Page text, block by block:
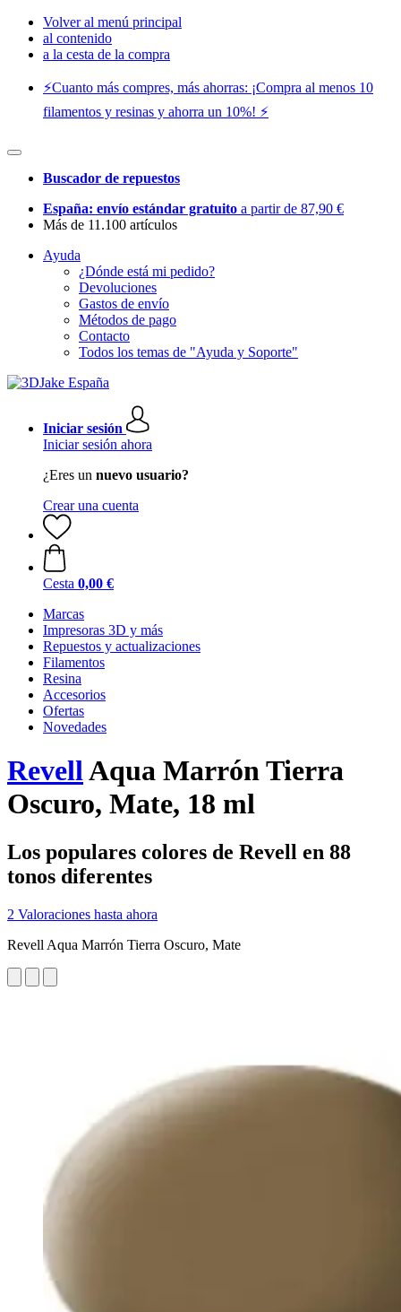
Volver al menú principal
al contenido
a la cesta de la compra
⚡️Cuanto más compres, más ahorras: ¡Compra al menos 10
filamentos y resinas y ahorra un 10%! ⚡️
Buscador de repuestos
España: envío estándar gratuito a partir de 87,90 €
Más de 11.100 artículos
Ayuda
¿Dónde está mi pedido?
Devoluciones
Gastos de envío
Métodos de pago
Contacto
Todos los temas de "Ayuda y Soporte"
Iniciar sesión
Iniciar sesión ahora
¿Eres un nuevo usuario?
Crear una cuenta
Cesta 0,00 €
Marcas
Impresoras 3D y más
Repuestos y actualizaciones
Filamentos
Resina
Accesorios
Ofertas
Novedades
RevellAqua Marrón Tierra
Oscuro, Mate, 18 ml
Los populares colores de Revell en 88
tonos diferentes
2 Valoraciones hasta ahora
Revell Aqua Marrón Tierra Oscuro, Mate